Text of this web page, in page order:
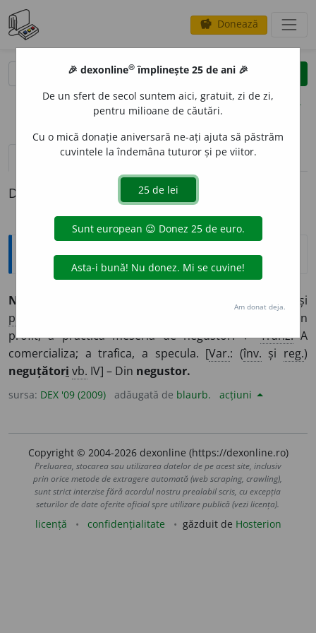
savings Donează
clear
opțiuni
definiții (1) pronunțievolume_up (12)
Definiția cu ID-ul 883113:
Explicative DEX
NEGUSTOR
și
pop.
) A cumpăra și a vinde o marfă pentru a realiza un
profit; a practica meseria de negustor. ♦Tranz.A
comercializa; a trafica, a specula. [Var.: (înv. și reg.)
neguțători vb. IV] – Din negustor.
sursa: DEX '09 (2009) adăugată de blaurb. acțiuni
Copyright © 2004-2026 dexonline (https://dexonline.ro)
Preluarea, stocarea sau utilizarea datelor de pe acest site, inclusiv
prin orice metode de extragere automată (web scraping, crawling),
sunt strict interzise fără acordul nostru prealabil scris, cu excepția
seturilor de date oferite oficial spre utilizare publică (vezi licența).
licență confidențialitate găzduit de Hosterion
🎉 dexonline® împlinește 25 de ani 🎉
De un sfert de secol suntem aici, gratuit, zi de zi,
pentru milioane de căutări.
Cu o mică donație aniversară ne-ați ajuta să păstrăm
cuvintele la îndemâna tuturor și pe viitor.
Am donat deja.